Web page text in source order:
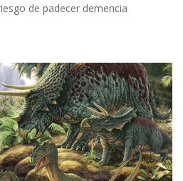
de padecer demencia